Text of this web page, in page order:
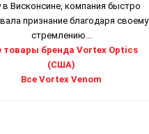
в Висконсине, компания быстро
признание благодаря своему
стремлению...
товары бренда Vortex Optics
(США)
Все Vortex Venom